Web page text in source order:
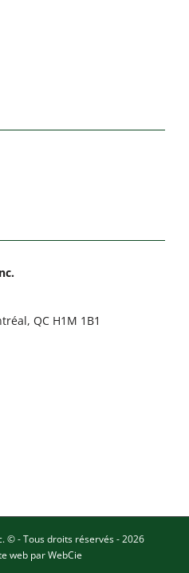
QC H1M 1B1
© - Tous droits réservés - 2026
web parWebCie